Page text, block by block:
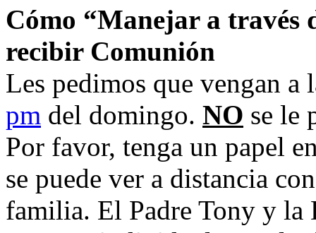
Cómo “Manejar a través
recibir Comunión
Les pedimos que vengan
pm del domingo. NO se le
Por favor, tenga un papel
se puede ver a distancia
familia. El Padre Tony y la